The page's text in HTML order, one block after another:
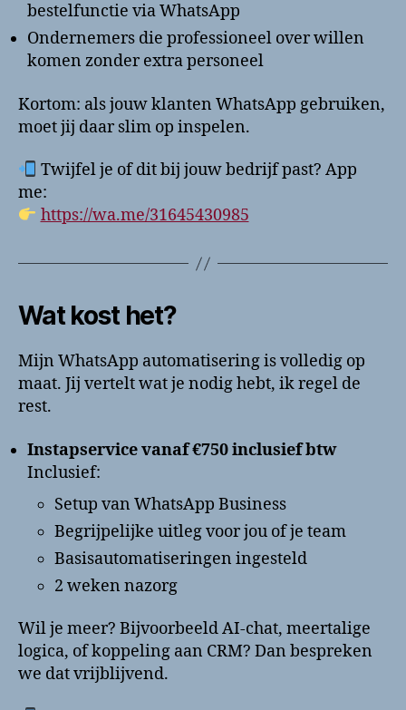
bestelfunctie via WhatsApp
Ondernemers die professioneel over willen
komen zonder extra personeel
Kortom: als jouw klanten WhatsApp gebruiken,
moet jij daar slim op inspelen.
Twijfel je of dit bij jouw bedrijf past? App
me:
https://wa.me/31645430985
Wat kost het?
Mijn WhatsApp automatisering is volledig op
maat. Jij vertelt wat je nodig hebt, ik regel de
rest.
Instapservice vanaf €750 inclusief btw
Inclusief:
Setup van WhatsApp Business
Begrijpelijke uitleg voor jou of je team
Basisautomatiseringen ingesteld
2 weken nazorg
Wil je meer? Bijvoorbeeld AI-chat, meertalige
logica, of koppeling aan CRM? Dan bespreken
we dat vrijblijvend.